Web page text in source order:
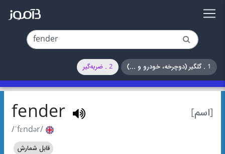
1 . گلگیر (دوچرخه، خودرو و ...) 2 . ضربه‌گیر
[اسم] fender
/ˈfɛndər/
قابل شمارش